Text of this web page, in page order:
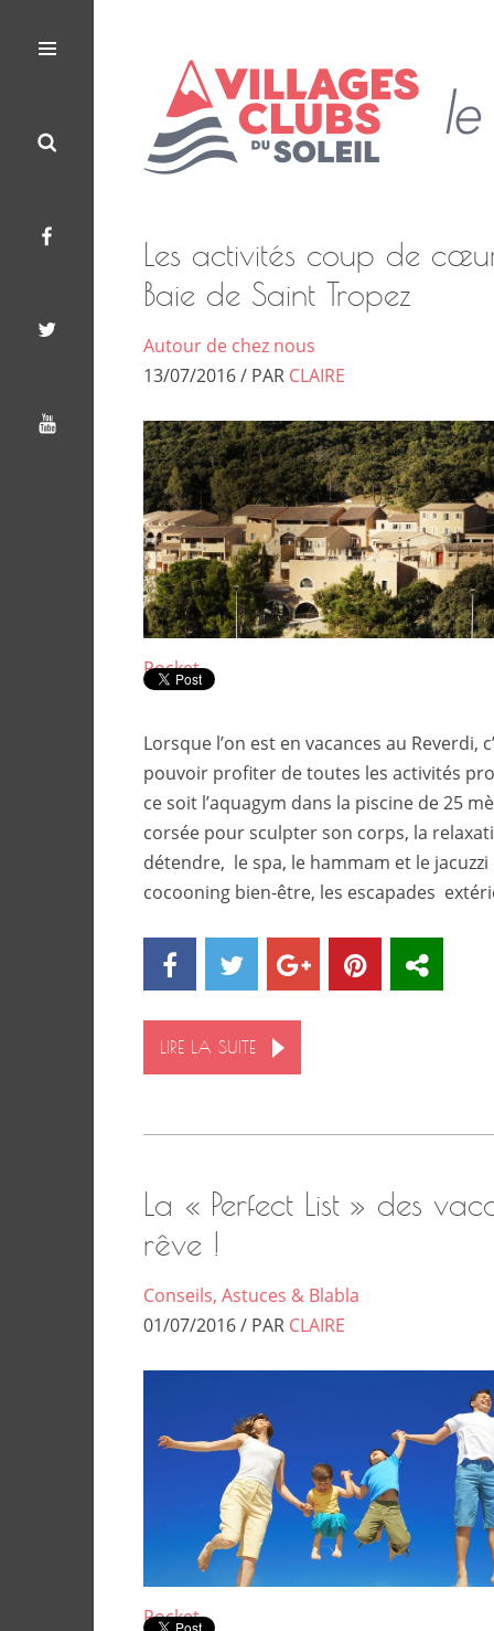
Menu
Search
Facebook
Twitter
Youtube
Villages
Soleil
des
Les activités coup de
Baie de Saint Tropez
Autour de chez nous
13/07/2016 / PAR CLAIRE
Pocket
Lorsque l’on est en vacances au Reverdi,
pouvoir profiter de toutes les activités
ce soit l’aquagym dans la piscine de 25
corsée pour sculpter son corps, la
détendre, le spa, le hammam et le
cocooning bien-être, les escapades
LIRE LA SUITE
La « Perfect List » des
rêve !
Conseils, Astuces & Blabla
01/07/2016 / PAR CLAIRE
Pocket